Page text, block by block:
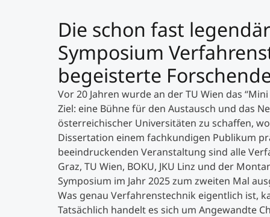
Die schon fast
Symposium
begeisterte
Vor 20 Jahren wurde an der TU Wien das
Ziel: eine Bühne für den Austausch und das
österreichischer Universitäten zu schaffen,
Dissertation einem fachkundigen Publikum
beeindruckenden Veranstaltung sind alle
Graz, TU Wien, BOKU, JKU Linz und der
Symposium im Jahr 2025 zum zweiten Mal
Was genau Verfahrenstechnik eigentlich ist,
Tatsächlich handelt es sich um Angewandte